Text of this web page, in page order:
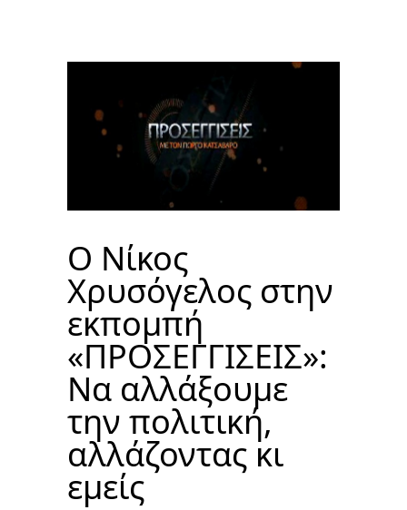
Ο Νίκος
Χρυσόγελος στην
εκπομπή
«ΠΡΟΣΕΓΓΙΣΕΙΣ»:
Να αλλάξουμε
την πολιτική,
αλλάζοντας κι
εμείς